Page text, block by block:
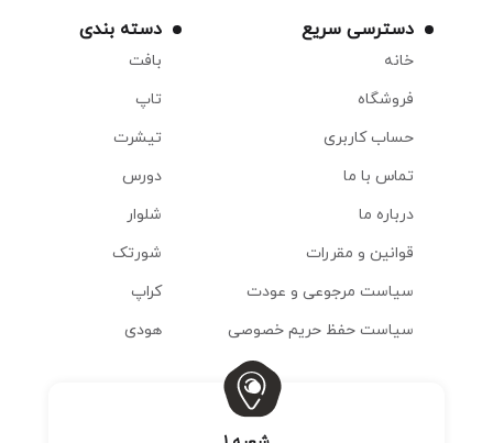
دسترسی سریع
خانه
فروشگاه
حساب کاربری
تماس با ما
درباره ما
قوانین و مقررات
سیاست مرجوعی و عودت
سیاست حفظ حریم خصوصی
دسته بندی
بافت
تاپ
تیشرت
دورس
شلوار
شورتک
کراپ
هودی